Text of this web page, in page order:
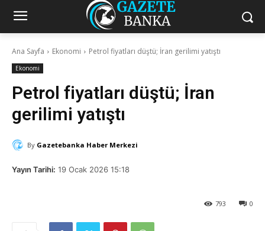
Ana Sayfa Ekonomi Petrol fiyatları düştü; İran gerilimi yatıştı
Ekonomi
Petrol fiyatları düştü; İran
gerilimi yatıştı
By Gazetebanka Haber Merkezi
Yayın Tarihi: 19 Ocak 2026 15:18
0
793